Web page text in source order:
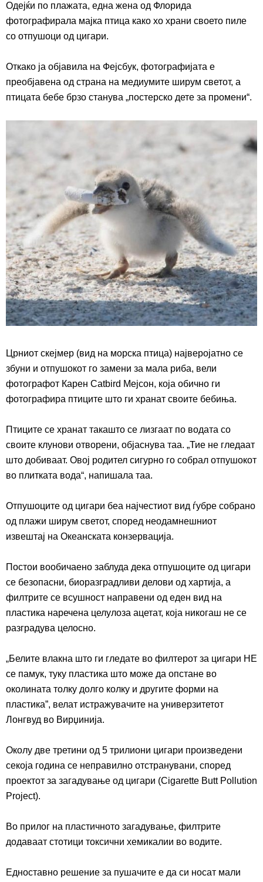
Одејќи по плажата, една жена од Флорида
фотографирала мајка птица како хо храни своето пиле
со отпушоци од цигари.
Откако ја објавила на Фејсбук, фотографијата е
преобјавена од страна на медиумите ширум светот, а
птицата бебе брзо станува „постерско дете за промени“.
Црниот скејмер (вид на морска птица) најверојатно се
збуни и отпушокот го замени за мала риба, вели
фотографот Карен Catbird Мејсон, која обично ги
фотографира птиците што ги хранат своите бебиња.
Птиците се хранат такашто се лизгаат по водата со
своите клунови отворени, објаснува таа. „Тие не гледаат
што добиваат. Овој родител сигурно го собрал отпушокот
во плитката вода“, напишала таа.
Отпушоците од цигари беа најчестиот вид ѓубре собрано
од плажи ширум светот, според неодамнешниот
извештај на Океанската конзервација.
Постои вообичаено заблуда дека отпушоците од цигари
се безопасни, биоразградливи делови од хартија, а
филтрите се всушност направени од еден вид на
пластика наречена целулоза ацетат, која никогаш не се
разградува целосно.
„Белите влакна што ги гледате во филтерот за цигари НЕ
се памук, туку пластика што може да опстане во
околината толку долго колку и другите форми на
пластика”, велат истражувачите на универзитетот
Лонгвуд во Вирџинија.
Околу две третини од 5 трилиони цигари произведени
секоја година се неправилно отстранувани, според
проектот за загадување од цигари (Cigarette Butt Pollution
Project).
Во прилог на пластичното загадување, филтрите
додаваат стотици токсични хемикалии во водите.
Едноставно решение за пушачите е да си носат мали